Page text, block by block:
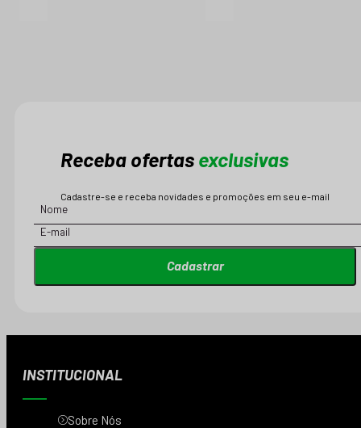
Receba ofertas exclusivas
Cadastre-se e receba novidades e promoções em seu e-mail
Cadastrar
INSTITUCIONAL
Sobre Nós